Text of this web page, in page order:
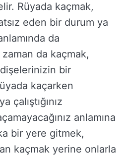
Rüyada kaçmak,
eden bir durum ya
da
da kaçmak,
bir
kaçarken
çalıştığınız
anlamına
bir yere gitmek,
kaçmak yerine onlarla